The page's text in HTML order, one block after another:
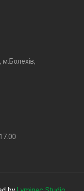
м.Болехів,